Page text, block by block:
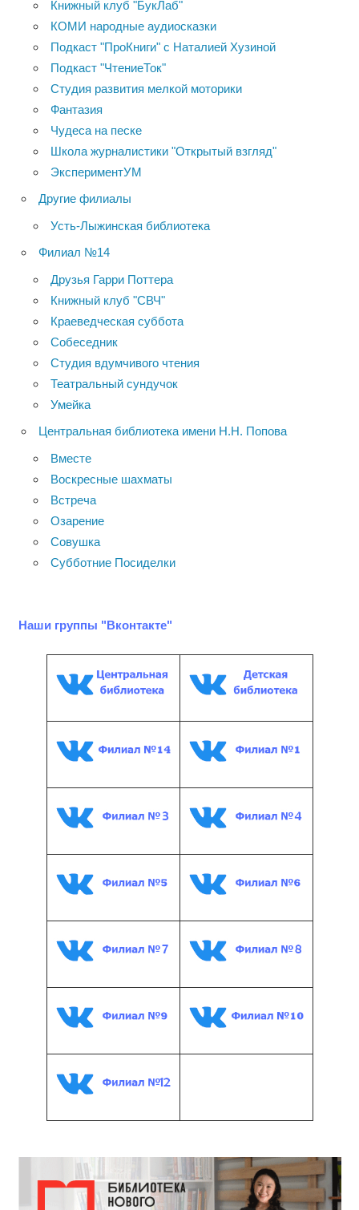
Книжный клуб "БукЛаб"
КОМИ народные аудиосказки
Подкаст "ПроКниги" с Наталией Хузиной
Подкаст "ЧтениеТок"
Студия развития мелкой моторики
Фантазия
Чудеса на песке
Школа журналистики "Открытый взгляд"
ЭкспериментУМ
Другие филиалы
Усть-Лыжинская библиотека
Филиал №14
Друзья Гарри Поттера
Книжный клуб "СВЧ"
Краеведческая суббота
Собеседник
Студия вдумчивого чтения
Театральный сундучок
Умейка
Центральная библиотека имени Н.Н. Попова
Вместе
Воскресные шахматы
Встреча
Озарение
Совушка
Субботние Посиделки
Наши группы "Вконтакте"